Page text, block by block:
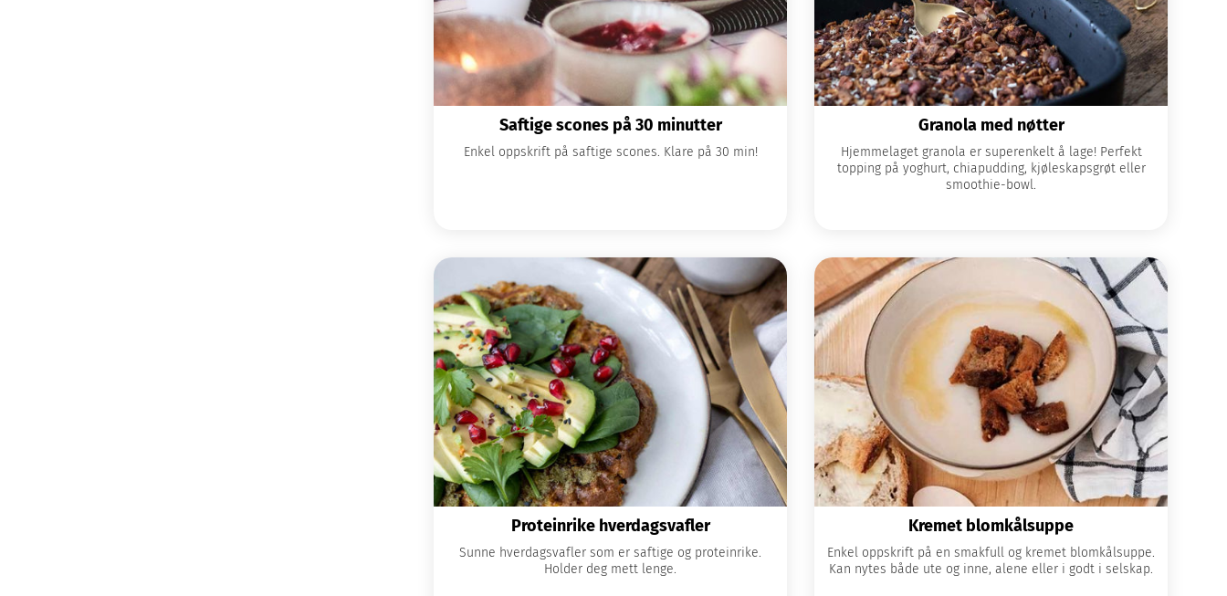
Saftige scones på 30 minutter
Enkel oppskrift på saftige scones. Klare på 30 min!
Granola med nøtter
Hjemmelaget granola er superenkelt å lage! Perfekt
topping på yoghurt, chiapudding, kjøleskapsgrøt eller
smoothie-bowl.
Proteinrike hverdagsvafler
Sunne hverdagsvafler som er saftige og proteinrike.
Holder deg mett lenge.
Kremet blomkålsuppe
Enkel oppskrift på en smakfull og kremet blomkålsuppe.
Kan nytes både ute og inne, alene eller i godt i selskap.